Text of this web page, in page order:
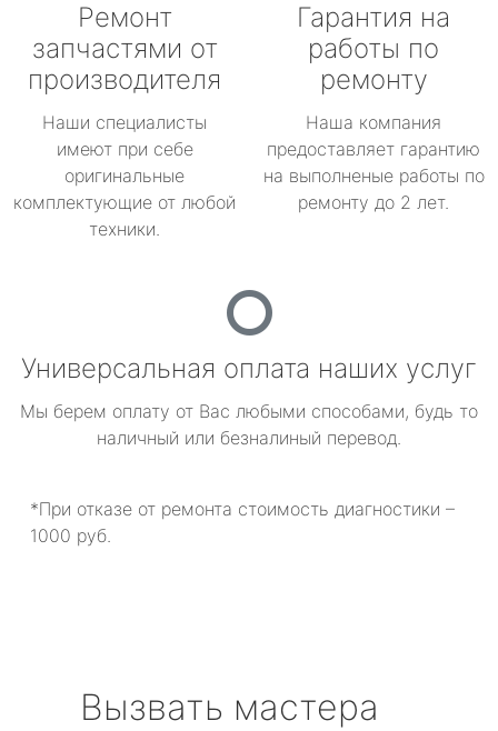
Ремонт
запчастями от
производителя
Наши специалисты
имеют при себе
оригинальные
комплектующие от любой
техники.
Гарантия на
работы по
ремонту
Наша компания
предоставляет гарантию
на выполненые работы по
ремонту до 2 лет.
Универсальная оплата наших услуг
Мы берем оплату от Вас любыми способами, будь то
наличный или безналиный перевод.
*При отказе от ремонта стоимость диагностики –
1000 руб.
Вызвать мастера